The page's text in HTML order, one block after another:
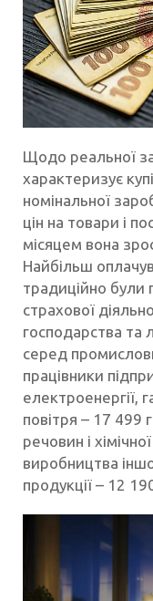
Щодо реальної
характеризує
номінальної
цін на товари і
місяцем вона
Найбільш
традиційно були
страхової
господарства та
серед
працівники
електроенергії,
повітря – 17 499
речовин і
виробництва
продукції – 12